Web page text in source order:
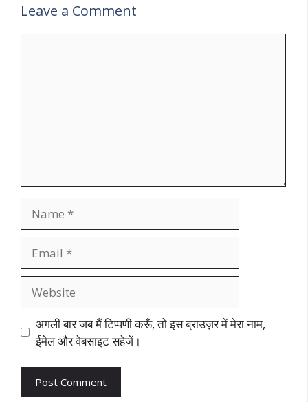
Leave a Comment
अगली बार जब मैं टिप्पणी करूँ, तो इस ब्राउज़र में मेरा नाम,
ईमेल और वेबसाइट सहेजें।